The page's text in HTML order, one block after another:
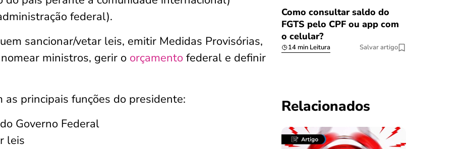
federal).
sancionar/vetar leis, emitir Medidas Provisórias,
ministros, gerir o orçamento federal e definir
as principais funções do presidente:
Governo Federal
leis
Como consultar saldo do
FGTS pelo CPF ou app com
o celular?
14 min Leitura Salvar artigo
Relacionados